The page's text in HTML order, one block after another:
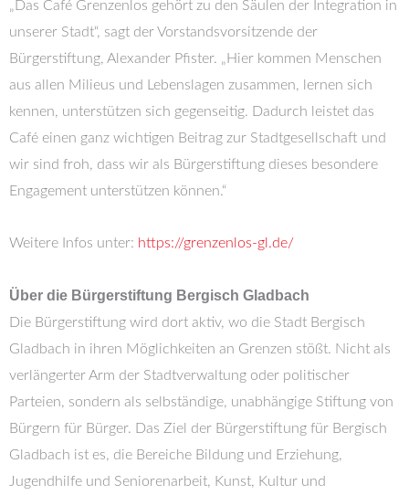
„Das Café Grenzenlos gehört zu den Säulen der Integration in
unserer Stadt“, sagt der Vorstandsvorsitzende der
Bürgerstiftung, Alexander Pfister. „Hier kommen Menschen
aus allen Milieus und Lebenslagen zusammen, lernen sich
kennen, unterstützen sich gegenseitig. Dadurch leistet das
Café einen ganz wichtigen Beitrag zur Stadtgesellschaft und
wir sind froh, dass wir als Bürgerstiftung dieses besondere
Engagement unterstützen können.“
Weitere Infos unter: https://grenzenlos-gl.de/
Über die Bürgerstiftung Bergisch Gladbach
Die Bürgerstiftung wird dort aktiv, wo die Stadt Bergisch
Gladbach in ihren Möglichkeiten an Grenzen stößt. Nicht als
verlängerter Arm der Stadtverwaltung oder politischer
Parteien, sondern als selbständige, unabhängige Stiftung von
Bürgern für Bürger. Das Ziel der Bürgerstiftung für Bergisch
Gladbach ist es, die Bereiche Bildung und Erziehung,
Jugendhilfe und Seniorenarbeit, Kunst, Kultur und